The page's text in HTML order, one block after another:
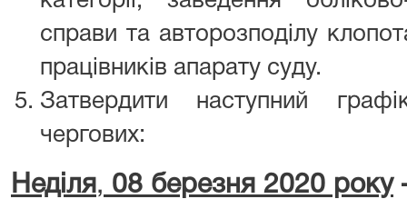
справи та авторозподілу
працівників апарату суду.
Затвердити наступний
чергових:
Неділя , 08 березня 2020 року